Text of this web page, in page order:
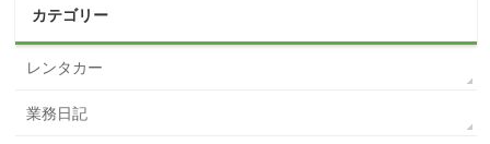
カテゴリー
レンタカー
業務日記